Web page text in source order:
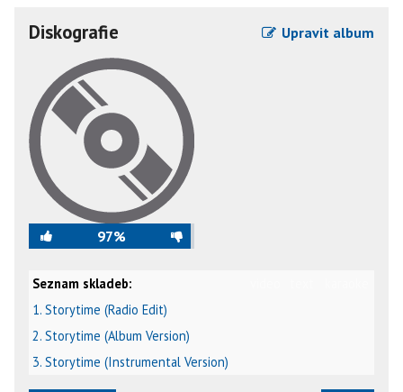
Diskografie Upravit album
97%
Seznam skladeb:
1. Storytime (Radio Edit)
2. Storytime (Album Version)
3. Storytime (Instrumental Version)